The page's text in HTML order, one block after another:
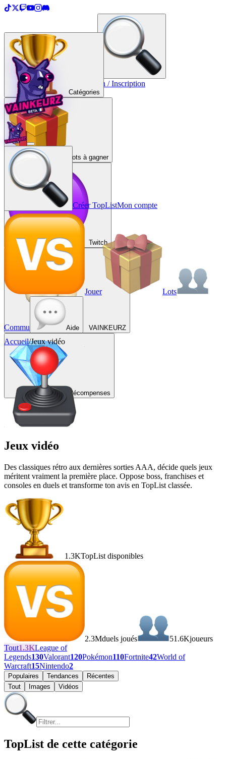
Créer une TopList Connexion / Inscription
Catégories
Lots à gagner
Twitch
VAINKEURZ
Récompenses
Créer TopListMon compte
Jouer Lots
Commu Aide
Accueil/Jeux vidéo
Jeux vidéo
Des classiques rétro aux dernières sorties AAA, décide quels jeux
méritent vraiment la première place. Oppose boss, franchises et
consoles en duels et transforme ton avis en TopList classée.
1.3KTopList disponibles
2.3Mduels joués 51.6Kjoueurs
Tout1.3KLeague of
Legends130Valorant120Pokémon110Fortnite42World of
Warcraft15Nintendo2
Populaires Tendances
Récentes
Tout
Images Vidéos
TopList de cette catégorie